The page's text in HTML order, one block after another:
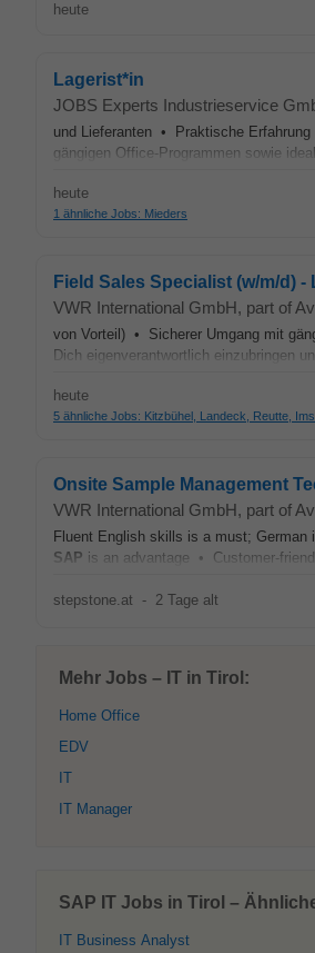
heute
Lagerist*in
JOBS Experts Industrieservice
und Lieferanten • Praktische
gängigen Office-Programmen sowie
heute
1 ähnliche Jobs: Mieders
Field Sales Specialist (w/m/d)
VWR International GmbH, part of
von Vorteil) • Sicherer Umgang mit
Dich eigenverantwortlich einzubringen
heute
5 ähnliche Jobs: Kitzbühel, Landeck, Reutte,
Onsite Sample Management
VWR International GmbH, part of
Fluent English skills is a must;
SAP is an advantage • Customer-
stepstone.at - 2 Tage alt
Mehr Jobs – IT in Tirol:
Home Office
EDV
IT
IT Manager
SAP IT Jobs in Tirol –
IT Business Analyst